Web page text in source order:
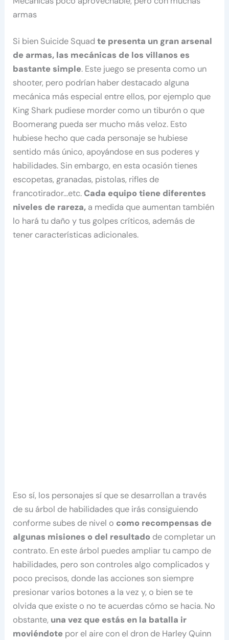
armas
Si bien Suicide Squadte presenta un gran arsenal
de armas, las mecánicas de los villanos es
bastante simple. Este juego se presenta como un
shooter, pero podrían haber destacado alguna
mecánica más especial entre ellos, por ejemplo que
King Shark pudiese morder como un tiburón o que
Boomerang pueda ser mucho más veloz. Esto
hubiese hecho que cada personaje se hubiese
sentido más único, apoyándose en sus poderes y
habilidades. Sin embargo, en esta ocasión tienes
escopetas, granadas, pistolas, rifles de
francotirador…etc.Cada equipo tiene diferentes
niveles de rareza, a medida que aumentan también
lo hará tu daño y tus golpes críticos, además de
tener características adicionales.
Eso sí, los personajes sí que se desarrollan a través
de su árbol de habilidades que irás consiguiendo
conforme subes de nivel o como recompensas de
algunas misiones o del resultado de completar un
contrato. En este árbol puedes ampliar tu campo de
habilidades, pero son controles algo complicados y
poco precisos, donde las acciones son siempre
presionar varios botones a la vez y, o bien se te
olvida que existe o no te acuerdas cómo se hacia. No
obstante, una vez que estás en la batalla ir
moviéndote por el aire con el dron de Harley Quinn